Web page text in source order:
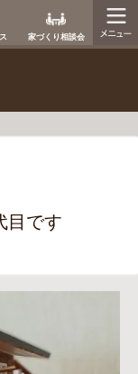
家づくり相談会
目です